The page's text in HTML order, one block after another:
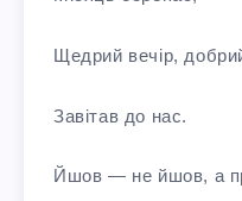
Щедрий вечір,
Завітав до нас.
Йшов — не йшов, а